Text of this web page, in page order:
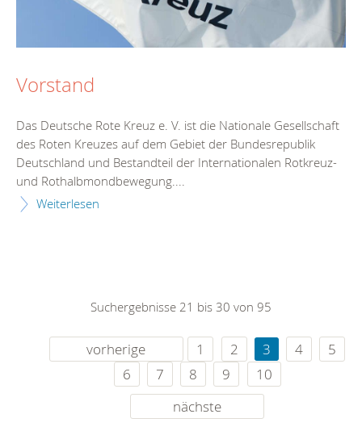
Vorstand
Das Deutsche Rote Kreuz e. V. ist die Nationale Gesellschaft
des Roten Kreuzes auf dem Gebiet der Bundesrepublik
Deutschland und Bestandteil der Internationalen Rotkreuz-
und Rothalbmondbewegung....
Weiterlesen
Suchergebnisse 21 bis 30 von 95
vorherige 1 2 3 4
5
6
7 8 9
10
nächste